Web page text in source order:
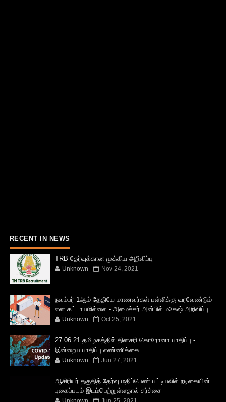
RECENT IN NEWS
TRB தேர்வுக்கான முக்கிய அறிவிப்பு
Unknown Nov 24, 2021
நவம்பர் 1ஆம் தேதியே மாணவர்கள் பள்ளிக்கு வரவேண்டும்
என கட்டாயமில்லை - அமைச்சர் அன்பில் மகேஷ் அறிவிப்பு
Unknown Oct 25, 2021
27.06.21 தமிழகத்தில் தினசரி கொரோனா பாதிப்பு -
இன்றைய பாதிப்பு எண்ணிக்கை
Unknown Jun 27, 2021
ஆசிரியர் தகுதித் தேர்வு மதிப்பெண் பட்டியலில் நடிகையின்
புகைப்படம் இடம்பெற்றுள்ளதால் சர்ச்சை